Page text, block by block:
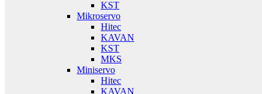
KST
Mikroservo
Hitec
KAVAN
KST
MKS
Miniservo
Hitec
KAVAN